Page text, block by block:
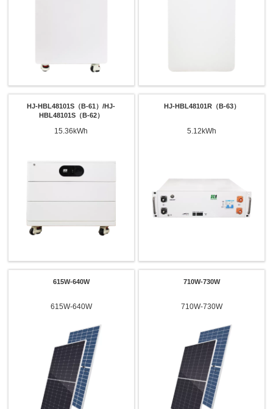
HJ-HBL48101S（B-61）/HJ-
HBL48101S（B-62）
15.36kWh
HJ-HBL48101R（B-63）
5.12kWh
615W-640W
615W-640W
710W-730W
710W-730W